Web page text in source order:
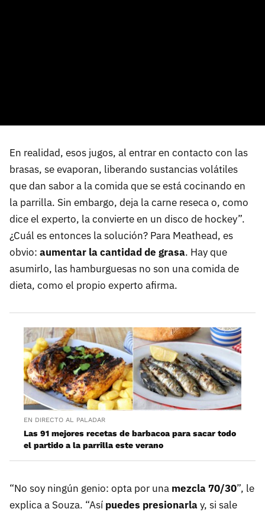
En realidad, esos jugos, al entrar en contacto con las
brasas, se evaporan, liberando sustancias volátiles
que dan sabor a la comida que se está cocinando en
la parrilla. Sin embargo, deja la carne reseca o, como
dice el experto, la convierte en un disco de hockey”.
¿Cuál es entonces la solución? Para Meathead, es
obvio: aumentar la cantidad de grasa. Hay que
asumirlo, las hamburguesas no son una comida de
dieta, como el propio experto afirma.
EN DIRECTO AL PALADAR
Las 91 mejores recetas de barbacoa para sacar todo
el partido a la parrilla este verano
“No soy ningún genio: opta por una mezcla 70/30”, le
explica a Souza. “Así puedes presionarlay, si sale